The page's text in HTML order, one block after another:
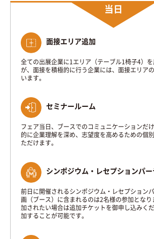
当日
面接エリア追加
全ての出展企業に1エリア（テーブル1椅子4）
が、面接を積極的に行う企業には、面接エリア
います。
セミナールーム
フェア当日、ブースでのコミュニケーションだ
的に企業理解を深め、志望度を高めるための個
ただけます。
シンポジウム・レセプションパー
前日に開催されるシンポジウム・レセプション
画（ブース）に含まれるのは2名様の参加となり
加されたい場合は追加チケットを御申し込みく
加することが可能です。